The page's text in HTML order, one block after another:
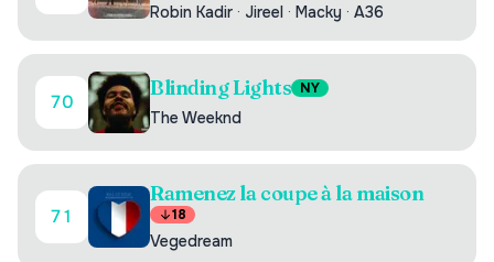
Robin Kadir · Jireel · Macky · A36
70
Blinding Lights NY
The Weeknd
71
Ramenez la coupe à la maison
18
Vegedream